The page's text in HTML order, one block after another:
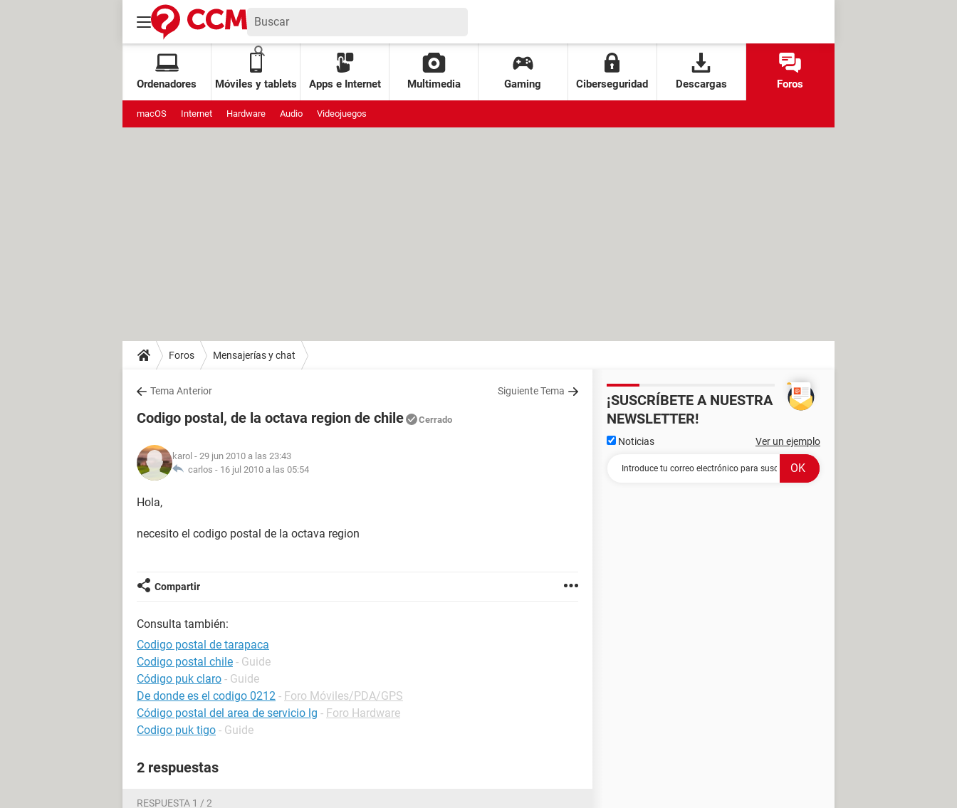
Ordenadores Móviles y tablets Apps e Internet Multimedia Gaming Ciberseguridad Descargas Foros
macOS Internet Hardware Audio Videojuegos
Foros Mensajerías y chat
Tema Anterior Siguiente Tema
Codigo postal, de la octava region de chile Cerrado
karol - 29 jun 2010 a las 23:43
carlos - 16 jul 2010 a las 05:54
Hola,
necesito el codigo postal de la octava region
Compartir
Consulta también:
Codigo postal de tarapaca
Codigo postal chile - Guide
Código puk claro - Guide
De donde es el codigo 0212 - Foro Móviles/PDA/GPS
Código postal del area de servicio lg - Foro Hardware
Codigo puk tigo - Guide
2 respuestas
RESPUESTA 1 / 2
¡SUSCRÍBETE A NUESTRA
NEWSLETTER!
Noticias Ver un ejemplo